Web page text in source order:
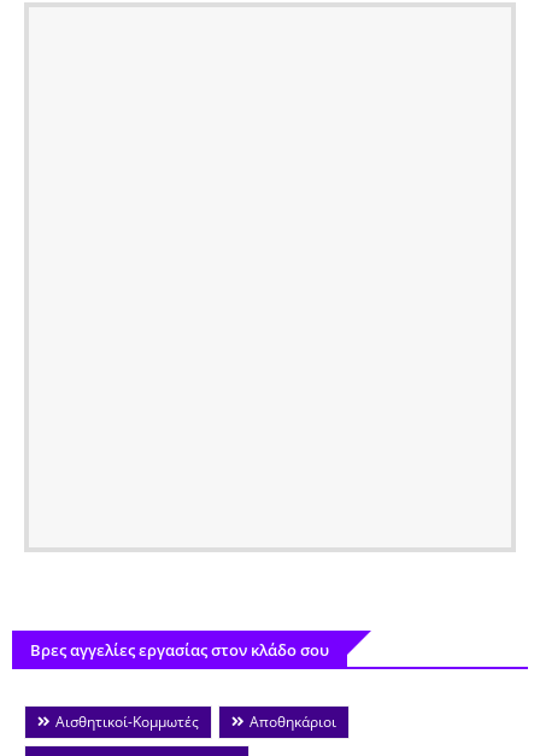
Βρες αγγελίες εργασίας στον κλάδο σου
Αισθητικοί-Κομμωτές
Αποθηκάριοι